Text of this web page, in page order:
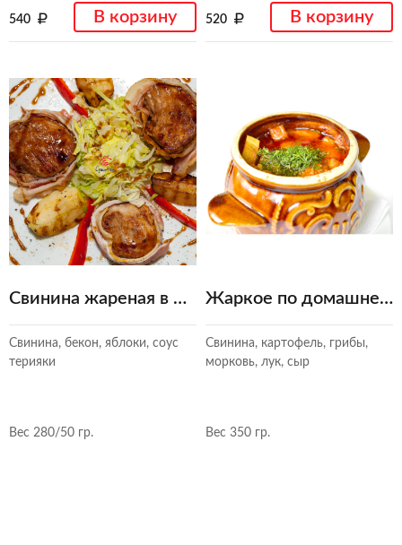
540 В корзину 520 В корзину
Свинина жареная в беконе с запечеными яблоками в соусе терияки
Свинина, бекон, яблоки, соус
терияки
Вес 280/50 гр.
Жаркое по домашнему в горшочке
Свинина, картофель, грибы,
морковь, лук, сыр
Вес 350 гр.